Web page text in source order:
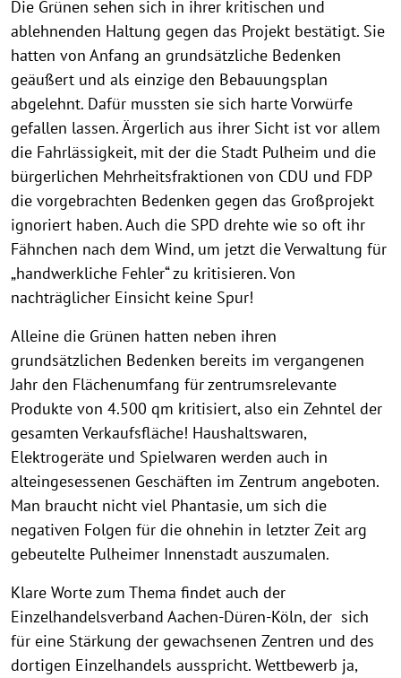
Die Grünen sehen sich in ihrer kritischen und
ablehnenden Haltung gegen das Projekt bestätigt. Sie
hatten von Anfang an grundsätzliche Bedenken
geäußert und als einzige den Bebauungsplan
abgelehnt. Dafür mussten sie sich harte Vorwürfe
gefallen lassen. Ärgerlich aus ihrer Sicht ist vor allem
die Fahrlässigkeit, mit der die Stadt Pulheim und die
bürgerlichen Mehrheitsfraktionen von CDU und FDP
die vorgebrachten Bedenken gegen das Großprojekt
ignoriert haben. Auch die SPD drehte wie so oft ihr
Fähnchen nach dem Wind, um jetzt die Verwaltung für
„handwerkliche Fehler“ zu kritisieren. Von
nachträglicher Einsicht keine Spur!
Alleine die Grünen hatten neben ihren
grundsätzlichen Bedenken bereits im vergangenen
Jahr den Flächenumfang für zentrumsrelevante
Produkte von 4.500 qm kritisiert, also ein Zehntel der
gesamten Verkaufsfläche! Haushaltswaren,
Elektrogeräte und Spielwaren werden auch in
alteingesessenen Geschäften im Zentrum angeboten.
Man braucht nicht viel Phantasie, um sich die
negativen Folgen für die ohnehin in letzter Zeit arg
gebeutelte Pulheimer Innenstadt auszumalen.
Klare Worte zum Thema findet auch der
Einzelhandelsverband Aachen-Düren-Köln, der sich
für eine Stärkung der gewachsenen Zentren und des
dortigen Einzelhandels ausspricht. Wettbewerb ja,